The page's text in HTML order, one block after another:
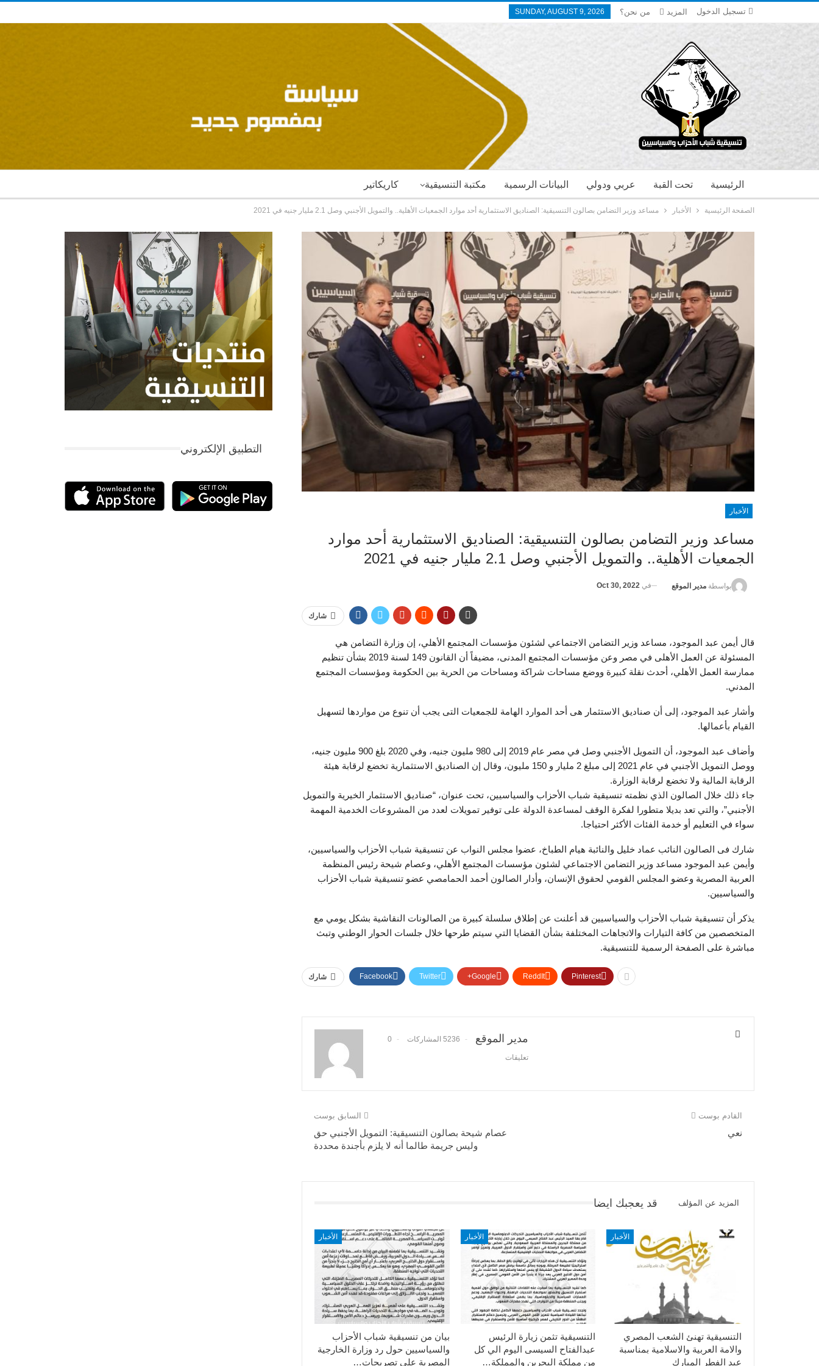
تسجيل الدخول SUNDAY, AUGUST 9, 2026 من نحن؟ المزيد
كاريكاتير مكتبة التنسيقية البيانات الرسمية عربي ودولي تحت القبة الرئيسية
الصفحة الرئيسية الأخبار مساعد وزير التضامن بصالون التنسيقية: الصناديق الاستثمارية أحد موارد الجمعيات الأهلية.. والتمويل الأجنبي وصل 2.1 مليار جنيه في 2021
الأخبار
مساعد وزير التضامن بصالون التنسيقية: الصناديق الاستثمارية أحد موارد
الجمعيات الأهلية.. والتمويل الأجنبي وصل 2.1 مليار جنيه في 2021
بواسطة مدير الموقع في Oct 30, 2022
شارك
قال أيمن عبد الموجود، مساعد وزير التضامن الاجتماعي لشئون مؤسسات المجتمع الأهلي، إن وزارة التضامن هي
المسئولة عن العمل الأهلى في مصر وعن مؤسسات المجتمع المدنى، مضيفاً أن القانون 149 لسنة 2019 بشأن تنظيم
ممارسة العمل الأهلي، أحدث نقلة كبيرة ووضع مساحات شراكة ومساحات من الحرية بين الحكومة ومؤسسات المجتمع
المدني.
وأشار عبد الموجود، إلى أن صناديق الاستثمار هى أحد الموارد الهامة للجمعيات التى يجب أن تنوع من مواردها لتسهيل
القيام بأعمالها.
وأضاف عبد الموجود، أن التمويل الأجنبي وصل في مصر عام 2019 إلى 980 مليون جنيه، وفي 2020 بلغ 900 مليون جنيه،
ووصل التمويل الأجنبي في عام 2021 إلى مبلغ 2 مليار و 150 مليون، وقال إن الصناديق الاستثمارية تخضع لرقابة هيئة
الرقابة المالية ولا تخضع لرقابة الوزارة.
جاء ذلك خلال الصالون الذي نظمته تنسيقية شباب الأحزاب والسياسيين، تحت عنوان، “صناديق الاستثمار الخيرية والتمويل
الأجنبي”، والتي تعد بديلا متطورا لفكرة الوقف لمساعدة الدولة على توفير تمويلات لعدد من المشروعات الخدمية المهمة
سواء في التعليم أو خدمة الفئات الأكثر احتياجا.
شارك فى الصالون النائب عماد خليل والنائبة هيام الطباخ، عضوا مجلس النواب عن تنسيقية شباب الأحزاب والسياسيين،
وأيمن عبد الموجود مساعد وزير التضامن الاجتماعي لشئون مؤسسات المجتمع الأهلي، وعصام شيحة رئيس المنظمة
العربية المصرية وعضو المجلس القومي لحقوق الإنسان، وأدار الصالون أحمد الحمامصي عضو تنسيقية شباب الأحزاب
والسياسيين.
يذكر أن تنسيقية شباب الأحزاب والسياسيين قد أعلنت عن إطلاق سلسلة كبيرة من الصالونات النقاشية بشكل يومي مع
المتخصصين من كافة التيارات والاتجاهات المختلفة بشأن القضايا التي سيتم طرحها خلال جلسات الحوار الوطني وتبث
مباشرة على الصفحة الرسمية للتنسيقية.
شارك Facebook Twitter Google+ ReddIt Pinterest
مدير الموقع 5236 المشاركات 0
تعليقات
السابق بوست
عصام شيحة بصالون التنسيقية: التمويل الأجنبي حق
وليس جريمة طالما أنه لا يلزم بأجندة محددة
القادم بوست
نعي
قد يعجبك ايضا المزيد عن المؤلف
الأخبار
بيان من تنسيقية شباب الأحزاب
والسياسيين حول رد وزارة الخارجية
المصرية على تصريحات…
الأخبار
التنسيقية تثمن زيارة الرئيس
عبدالفتاح السيسى اليوم الي كل
من مملكة البحرين والمملكة…
الأخبار
التنسيقية تهنئ الشعب المصري
والامة العربية والاسلامية بمناسبة
عيد الفطر المبارك
التطبيق الإلكتروني